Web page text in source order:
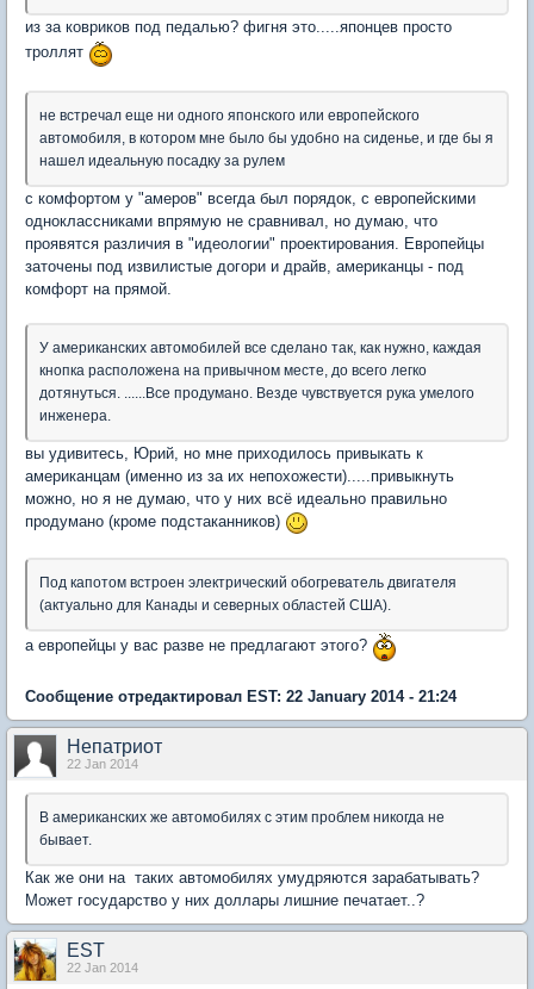
из за ковриков под педалью? фигня это.....японцев просто
троллят
не встречал еще ни одного японского или европейского
автомобиля, в котором мне было бы удобно на сиденье, и где бы я
нашел идеальную посадку за рулем
с комфортом у "амеров" всегда был порядок, с европейскими
одноклассниками впрямую не сравнивал, но думаю, что
проявятся различия в "идеологии" проектирования. Европейцы
заточены под извилистые догори и драйв, американцы - под
комфорт на прямой.
У американских автомобилей все сделано так, как нужно, каждая
кнопка расположена на привычном месте, до всего легко
дотянуться. ......Все продумано. Везде чувствуется рука умелого
инженера.
вы удивитесь, Юрий, но мне приходилось привыкать к
американцам (именно из за их непохожести).....привыкнуть
можно, но я не думаю, что у них всё идеально правильно
продумано (кроме подстаканников)
Под капотом встроен электрический обогреватель двигателя
(актуально для Канады и северных областей США).
а европейцы у вас разве не предлагают этого?
Сообщение отредактировал EST: 22 January 2014 - 21:24
Непатриот
22 Jan 2014
В американских же автомобилях с этим проблем никогда не
бывает.
Как же они на таких автомобилях умудряются зарабатывать?
Может государство у них доллары лишние печатает..?
EST
22 Jan 2014